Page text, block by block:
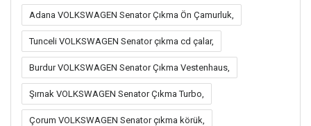
Adana VOLKSWAGEN Senator Çıkma Ön Çamurluk,
Tunceli VOLKSWAGEN Senator çıkma cd çalar,
Burdur VOLKSWAGEN Senator Çıkma Vestenhaus,
Şırnak VOLKSWAGEN Senator Çıkma Turbo,
Çorum VOLKSWAGEN Senator çıkma körük,